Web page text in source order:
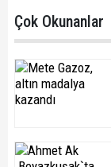
Çok Okunanlar